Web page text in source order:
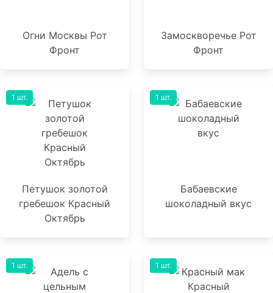
Огни Москвы Рот
Фронт
Замоскворечье Рот
Фронт
Петушок золотой
гребешок Красный
Октябрь
1 шт.
Бабаевские
шоколадный вкус
1 шт.
1 шт. 1 шт.